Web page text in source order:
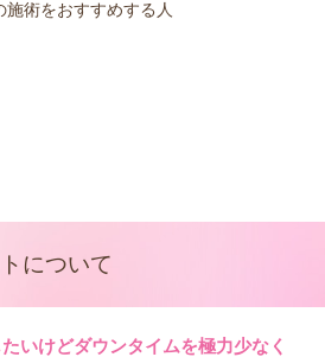
施術をおすすめする人
について
いけどダウンタイムを極力少なく